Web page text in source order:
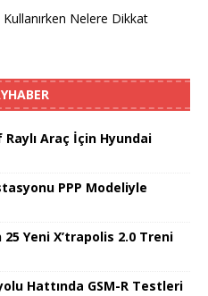
Nelere Dikkat
Araç İçin Hyundai
PPP Modeliyle
Yeni X’trapolis 2.0 Treni
Hattında GSM-R Testleri